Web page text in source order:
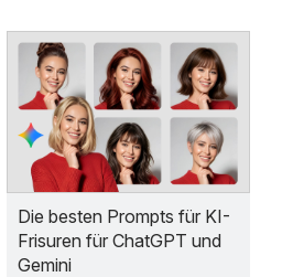
Die besten Prompts für KI-
Frisuren für ChatGPT und
Gemini